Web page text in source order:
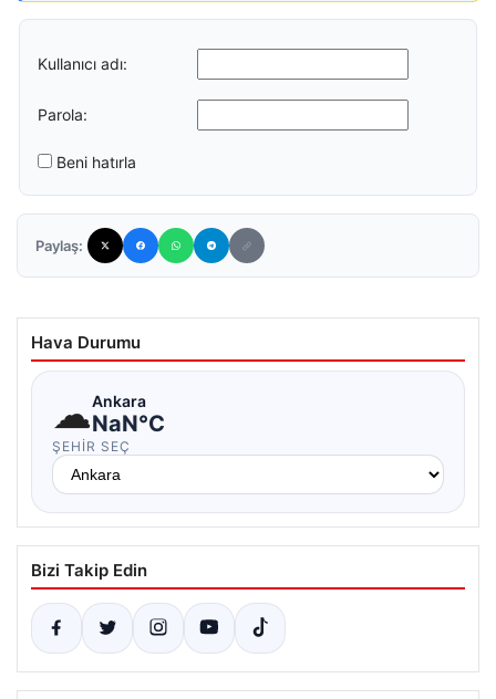
Kullanıcı adı:
Parola:
Beni hatırla
Paylaş:
Hava Durumu
☁Ankara
NaN°C
ŞEHIR SEÇ
Bizi Takip Edin